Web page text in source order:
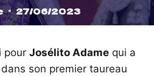
27/06/2023
pour Josélito Adame qui a
son premier taureau